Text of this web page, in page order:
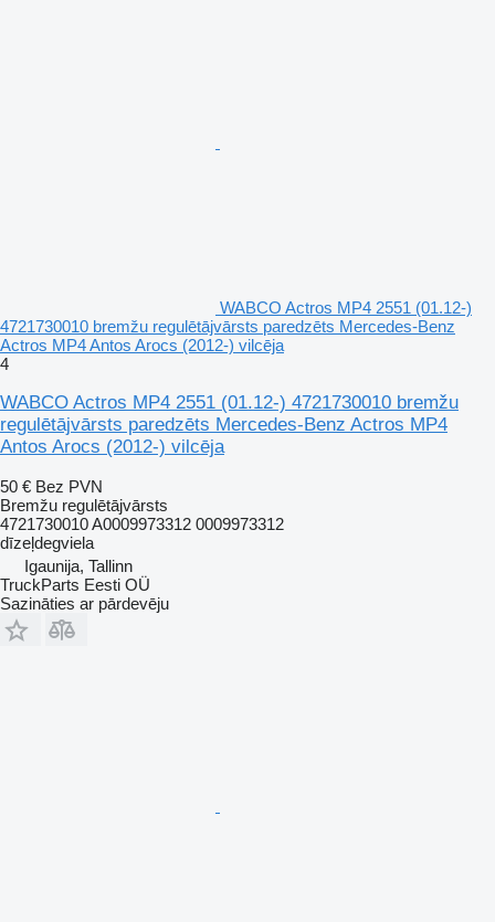
WABCO Actros MP4 2551 (01.12-)
4721730010 bremžu regulētājvārsts paredzēts Mercedes-Benz
Actros MP4 Antos Arocs (2012-) vilcēja
4
WABCO Actros MP4 2551 (01.12-) 4721730010 bremžu
regulētājvārsts paredzēts Mercedes-Benz Actros MP4
Antos Arocs (2012-) vilcēja
50 € Bez PVN
Bremžu regulētājvārsts
4721730010 A0009973312 0009973312
dīzeļdegviela
Igaunija, Tallinn
TruckParts Eesti OÜ
Sazināties ar pārdevēju